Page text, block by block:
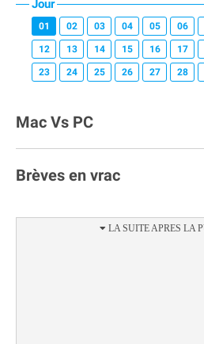
Jour
01 02 03 04 05 06
12 13 14 15 16 17
23 24 25 26 27 28
Mac Vs PC
Brèves en vrac